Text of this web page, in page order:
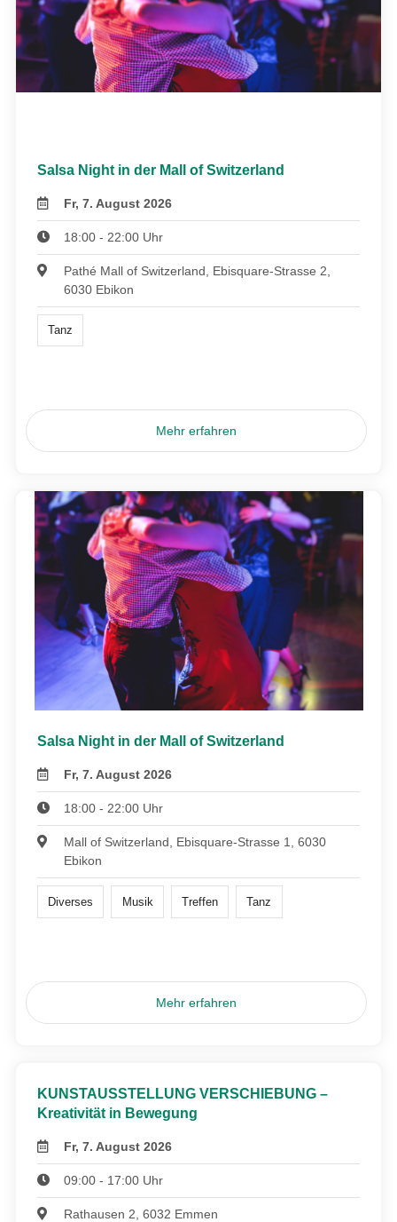
Salsa Night in der Mall of Switzerland
Fr, 7. August 2026
18:00 - 22:00 Uhr
Pathé Mall of Switzerland, Ebisquare-Strasse 2,
6030 Ebikon
Tanz
Mehr erfahren
Salsa Night in der Mall of Switzerland
Fr, 7. August 2026
18:00 - 22:00 Uhr
Mall of Switzerland, Ebisquare-Strasse 1, 6030
Ebikon
Diverses Musik Treffen Tanz
Mehr erfahren
KUNSTAUSSTELLUNG VERSCHIEBUNG –
Kreativität in Bewegung
Fr, 7. August 2026
09:00 - 17:00 Uhr
Rathausen 2, 6032 Emmen